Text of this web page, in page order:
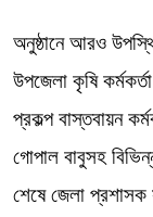
অনুষ্ঠানে আরও
উপজেলা কৃষি
প্রকল্প বাস্তবায়ন
গোপাল বাবুসহ
শেষে জেলা প্রশাসক